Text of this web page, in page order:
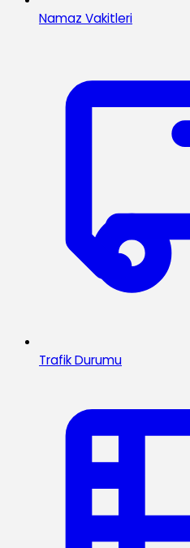
Namaz Vakitleri
Trafik Durumu